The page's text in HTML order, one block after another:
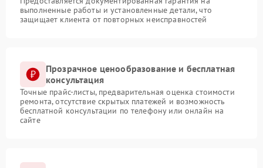
выполненные работы и установленные детали, что
защищает клиента от повторных неисправностей
Прозрачное ценообразование и бесплатная
консультация
Точные прайс-листы, предварительная оценка стоимости
ремонта, отсутствие скрытых платежей и возможность
бесплатной консультации по телефону или онлайн на
сайте